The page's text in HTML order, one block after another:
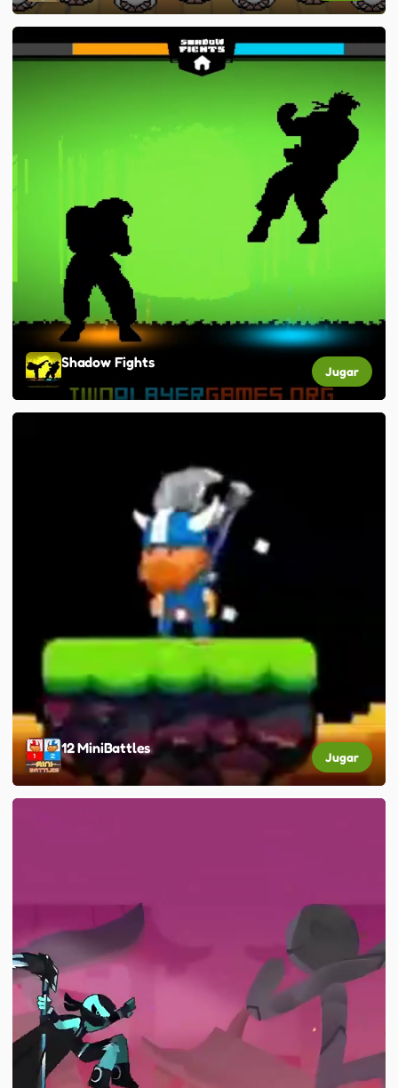
Shadow Fights
Jugar
12 MiniBattles
Jugar